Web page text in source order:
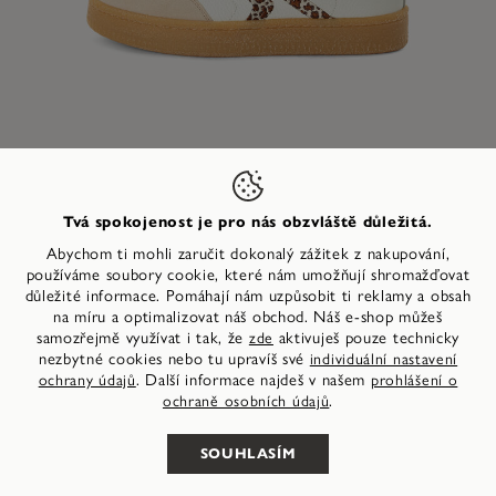
Kožené Tenisky
2.899,00 Kč
VYBERTE SI SVOJI VELIKOST
Tvá spokojenost je pro nás obzvláště důležitá.
Abychom ti mohli zaručit dokonalý zážitek z nakupování,
používáme soubory cookie, které nám umožňují shromažďovat
důležité informace. Pomáhají nám uzpůsobit ti reklamy a obsah
na míru a optimalizovat náš obchod. Náš e-shop můžeš
samozřejmě využívat i tak, že zde aktivuješ pouze technicky
nezbytné cookies nebo tu upravíš své individuální nastavení
ochrany údajů. Další informace najdeš v našem prohlášení o
ochraně osobních údajů.
SOUHLASÍM